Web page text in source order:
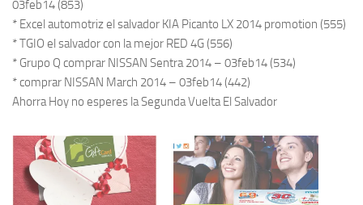
03feb14 (853)
* Excel automotriz el salvador KIA Picanto LX 2014 promotion (555)
* TGIO el salvador con la mejor RED 4G (556)
* Grupo Q comprar NISSAN Sentra 2014 – 03feb14 (534)
* comprar NISSAN March 2014 – 03feb14 (442)
Ahorra Hoy no esperes la Segunda Vuelta El Salvador